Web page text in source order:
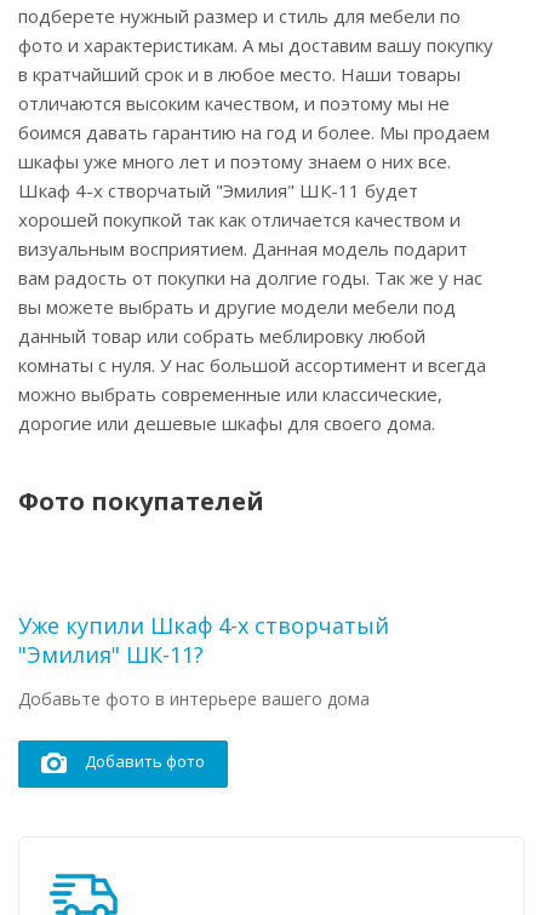
подберете нужный размер и стиль для мебели по
фото и характеристикам. А мы доставим вашу покупку
в кратчайший срок и в любое место. Наши товары
отличаются высоким качеством, и поэтому мы не
боимся давать гарантию на год и более. Мы продаем
шкафы уже много лет и поэтому знаем о них все.
Шкаф 4-х створчатый "Эмилия" ШК-11 будет
хорошей покупкой так как отличается качеством и
визуальным восприятием. Данная модель подарит
вам радость от покупки на долгие годы. Так же у нас
вы можете выбрать и другие модели мебели под
данный товар или собрать меблировку любой
комнаты с нуля. У нас большой ассортимент и всегда
можно выбрать современные или классические,
дорогие или дешевые шкафы для своего дома.
Фото покупателей
Уже купили Шкаф 4-х створчатый
"Эмилия" ШК-11?
Добавьте фото в интерьере вашего дома
Добавить фото